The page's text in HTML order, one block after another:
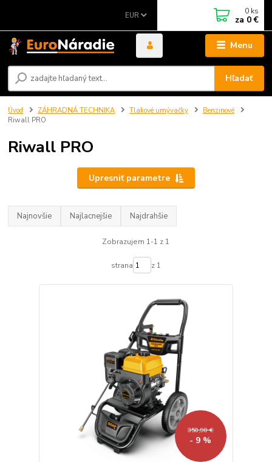
Menu
EUR
Hľadať
0 ks
za 0 €
Úvod ZÁHRADNÁ TECHNIKA Tlakové umývačky
Benzinové
Riwall PRO
Riwall PRO
Upresniť parametre
Najnovšie Najlacnejšie Najdrahšie
Zobrazujem 1-1 z 1
strana z 1
350,90 €
- 9 %